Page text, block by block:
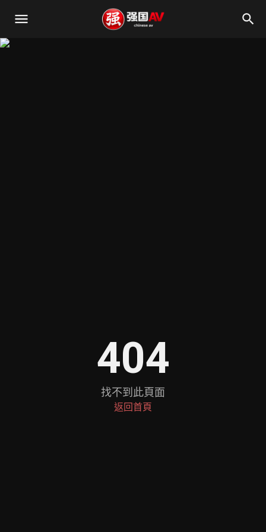
404
找不到此頁面
返回首頁